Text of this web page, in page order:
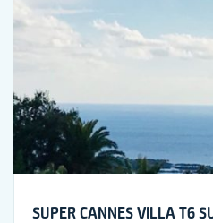
SUPER CANNES VILLA T6